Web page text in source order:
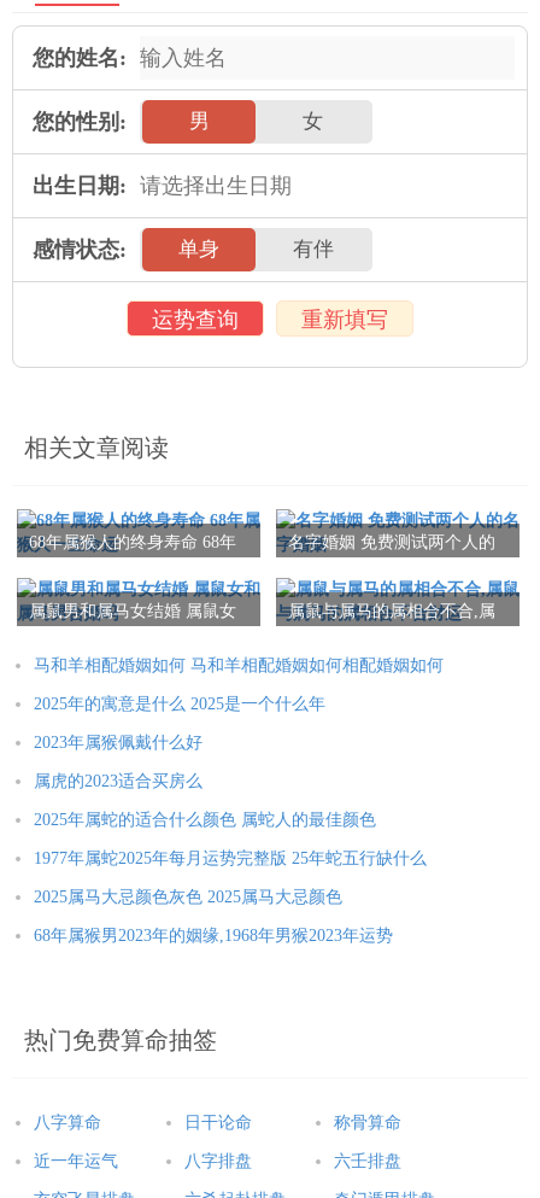
您的姓名:
您的性别: 男 女
出生日期:
感情状态: 单身 有伴
运势查询 重新填写
相关文章阅读
68年属猴人的终身寿命 68年
名字婚姻 免费测试两个人的
属鼠男和属马女结婚 属鼠女
属鼠与属马的属相合不合,属
马和羊相配婚姻如何 马和羊相配婚姻如何相配婚姻如何
2025年的寓意是什么 2025是一个什么年
2023年属猴佩戴什么好
属虎的2023适合买房么
2025年属蛇的适合什么颜色 属蛇人的最佳颜色
1977年属蛇2025年每月运势完整版 25年蛇五行缺什么
2025属马大忌颜色灰色 2025属马大忌颜色
68年属猴男2023年的姻缘,1968年男猴2023年运势
热门免费算命抽签
八字算命 日干论命 称骨算命
近一年运气 八字排盘 六壬排盘